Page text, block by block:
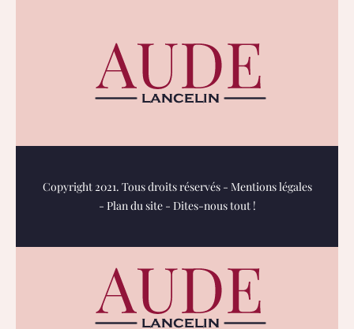
Copyright 2021. Tous droits réservés - Mentions légales
- Plan du site- Dites-nous tout !